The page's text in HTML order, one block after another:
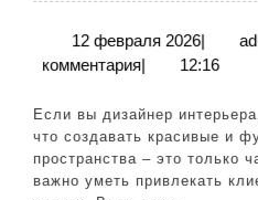
12 февраля 202612
февраля
|
комментария| 12:16
Если вы дизайнер интерьера, вы наверняка знаете,
что создавать красивые и
пространства – это только
важно уметь привлекать